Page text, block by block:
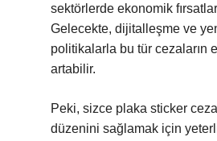
sektörlerde ekonomik fırsatlar
Gelecekte, dijitalleşme ve
politikalarla bu tür cezaların
artabilir.
Peki, sizce plaka sticker
düzenini sağlamak için